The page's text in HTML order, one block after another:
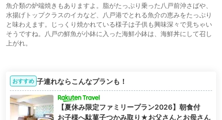
魚介類の炉端焼きもありますよ。脂がたっぷり乗った八戸前沖さばや、
水揚げトップクラスのイカなど、八戸港でとれる魚介の恵みをたっぷり
と味わえます。じっくり焼かれている様子は子供も興味深々で見ちゃい
そうですね。八戸の鮮魚が小鉢に入った海鮮小鉢は、海鮮丼にして召し
上がれ。
おすすめ 子連れならこんなプランも！
【夏休み限定ファミリープラン2026】朝食付
お子様へ駄菓子つかみ取り★お父さんとお母さん